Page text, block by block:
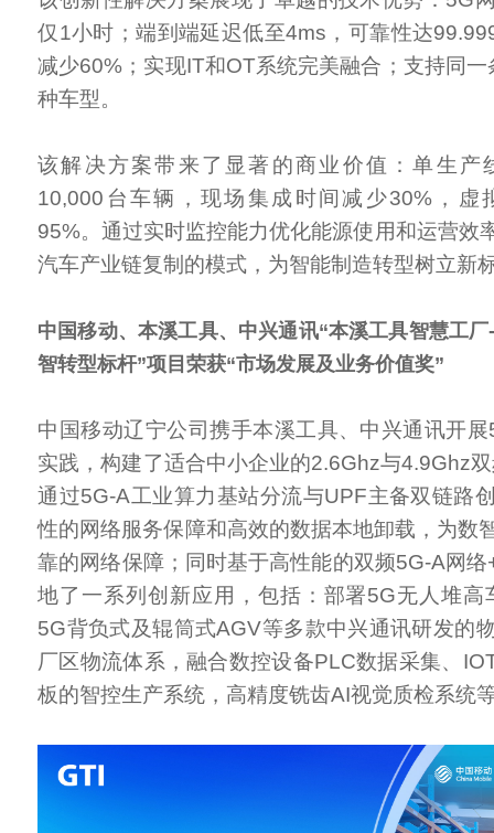
仅1小时；端到端延迟低至4ms，可靠性达
减少60%；实现IT和OT系统完美融合；支持同
种车型。
该解决方案带来了显著的商业价值：单生产
10,000台车辆，现场集成时间减少30%，虚
95%。通过实时监控能力优化能源使用和运营效
汽车产业链复制的模式，为智能制造转型树立新
中国移动、本溪工具、中兴通讯“本溪工具智慧工
智转型标杆”项目荣获“市场发展及业务价值奖”
中国移动辽宁公司携手本溪工具、中兴通讯开
实践，构建了适合中小企业的2.6Ghz与4.9Ghz
通过5G-A工业算力基站分流与UPF主备双链路
性的网络服务保障和高效的数据本地卸载，为数
靠的网络保障；同时基于高性能的双频5G-A网
地了一系列创新应用，包括：部署5G无人堆高
5G背负式及辊筒式AGV等多款中兴通讯研发的
厂区物流体系，融合数控设备PLC数据采集、
板的智控生产系统，高精度铣齿AI视觉质检系统